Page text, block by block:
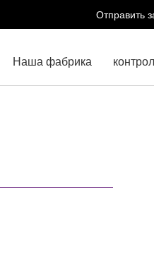
Отправить
Наша фабрика